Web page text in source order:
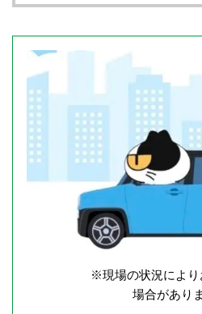
※現場の状況により
場合があり